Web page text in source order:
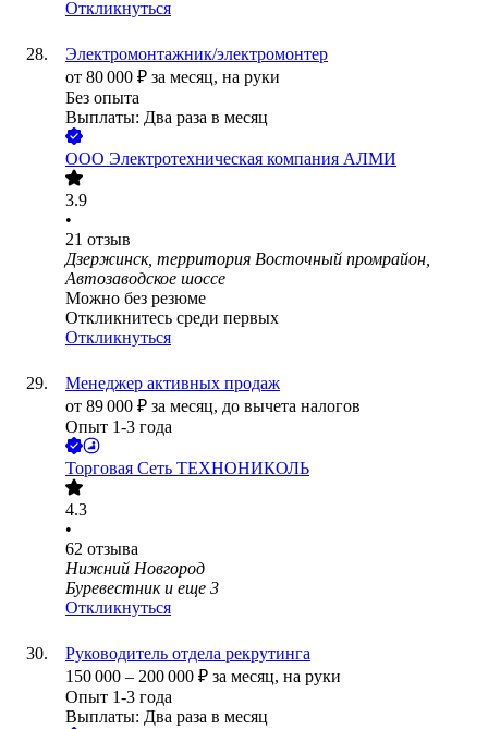
Откликнуться
Электромонтажник/электромонтер
от 80 000 ₽ за месяц, на руки
Без опыта
Выплаты: Два раза в месяц
ООО Электротехническая компания АЛМИ
3.9
•
21 отзыв
Дзержинск, территория Восточный промрайон,
Автозаводское шоссе
Можно без резюме
Откликнитесь среди первых
Откликнуться
Менеджер активных продаж
от 89 000 ₽ за месяц, до вычета налогов
Опыт 1-3 года
Торговая Сеть ТЕХНОНИКОЛЬ
4.3
•
62 отзыва
Нижний Новгород
Буревестник и еще 3
Откликнуться
Руководитель отдела рекрутинга
150 000 – 200 000 ₽ за месяц, на руки
Опыт 1-3 года
Выплаты: Два раза в месяц